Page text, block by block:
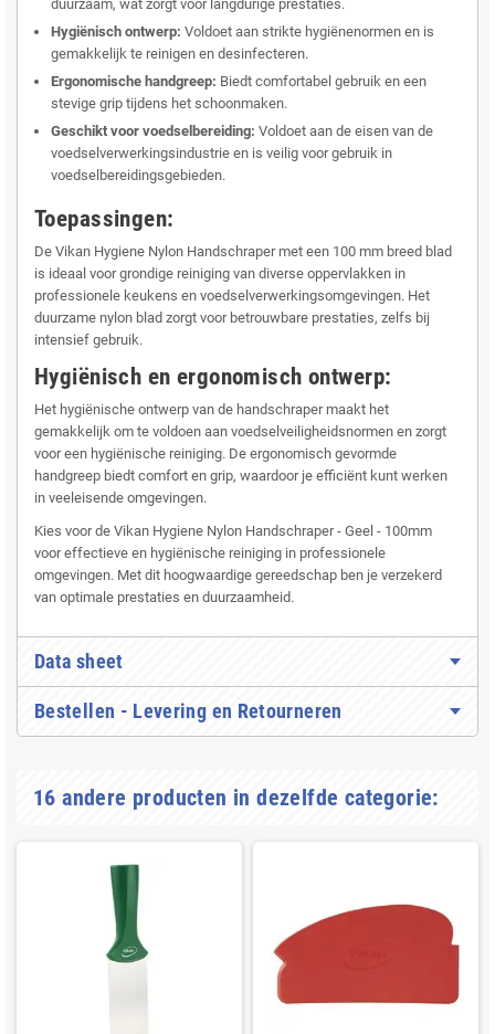
duurzaam, wat zorgt voor langdurige prestaties.
Hygiënisch ontwerp: Voldoet aan strikte hygiënenormen en is
gemakkelijk te reinigen en desinfecteren.
Ergonomische handgreep: Biedt comfortabel gebruik en een
stevige grip tijdens het schoonmaken.
Geschikt voor voedselbereiding: Voldoet aan de eisen van de
voedselverwerkingsindustrie en is veilig voor gebruik in
voedselbereidingsgebieden.
Toepassingen:
De Vikan Hygiene Nylon Handschraper met een 100 mm breed blad
is ideaal voor grondige reiniging van diverse oppervlakken in
professionele keukens en voedselverwerkingsomgevingen. Het
duurzame nylon blad zorgt voor betrouwbare prestaties, zelfs bij
intensief gebruik.
Hygiënisch en ergonomisch ontwerp:
Het hygiënische ontwerp van de handschraper maakt het
gemakkelijk om te voldoen aan voedselveiligheidsnormen en zorgt
voor een hygiënische reiniging. De ergonomisch gevormde
handgreep biedt comfort en grip, waardoor je efficiënt kunt werken
in veeleisende omgevingen.
Kies voor de Vikan Hygiene Nylon Handschraper - Geel - 100mm
voor effectieve en hygiënische reiniging in professionele
omgevingen. Met dit hoogwaardige gereedschap ben je verzekerd
van optimale prestaties en duurzaamheid.
Data sheet
Bestellen - Levering en Retourneren
16 andere producten in dezelfde categorie: